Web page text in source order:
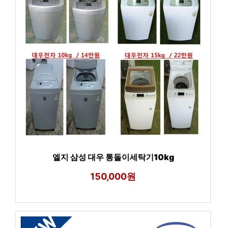
엘지 삼성 대우 통돌이세탁기10kg
150,000원